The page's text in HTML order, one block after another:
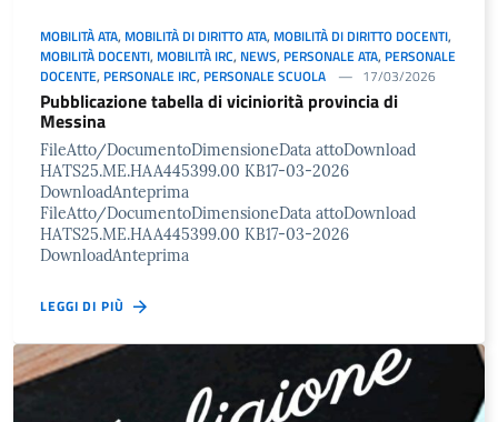
MOBILITÀ ATA, MOBILITÀ DI DIRITTO ATA, MOBILITÀ DI DIRITTO DOCENTI,
MOBILITÀ DOCENTI, MOBILITÀ IRC, NEWS, PERSONALE ATA, PERSONALE
DOCENTE, PERSONALE IRC, PERSONALE SCUOLA 17/03/2026
Pubblicazione tabella di viciniorità provincia di
Messina
FileAtto/DocumentoDimensioneData attoDownload
HATS25.ME.HAA445399.00 KB17-03-2026
DownloadAnteprima
FileAtto/DocumentoDimensioneData attoDownload
HATS25.ME.HAA445399.00 KB17-03-2026
DownloadAnteprima
LEGGI DI PIÙ